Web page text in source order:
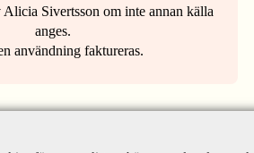
Sivertsson om inte annan källa
anges.
användning faktureras.